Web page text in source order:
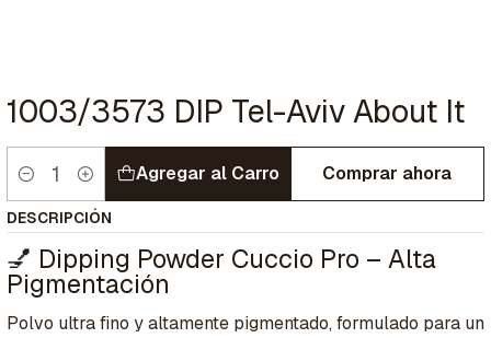
1003/3573 DIP Tel-Aviv About It
Cantidad
Agregar al Carro Comprar ahora
DESCRIPCIÓN
💅 Dipping Powder Cuccio Pro – Alta
Pigmentación
Polvo ultra fino y altamente pigmentado, formulado para un